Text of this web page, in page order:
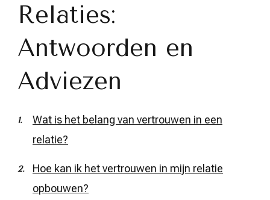
Relaties:
Antwoorden en
Adviezen
Wat is het belang van vertrouwen in een
relatie?
Hoe kan ik het vertrouwen in mijn relatie
opbouwen?